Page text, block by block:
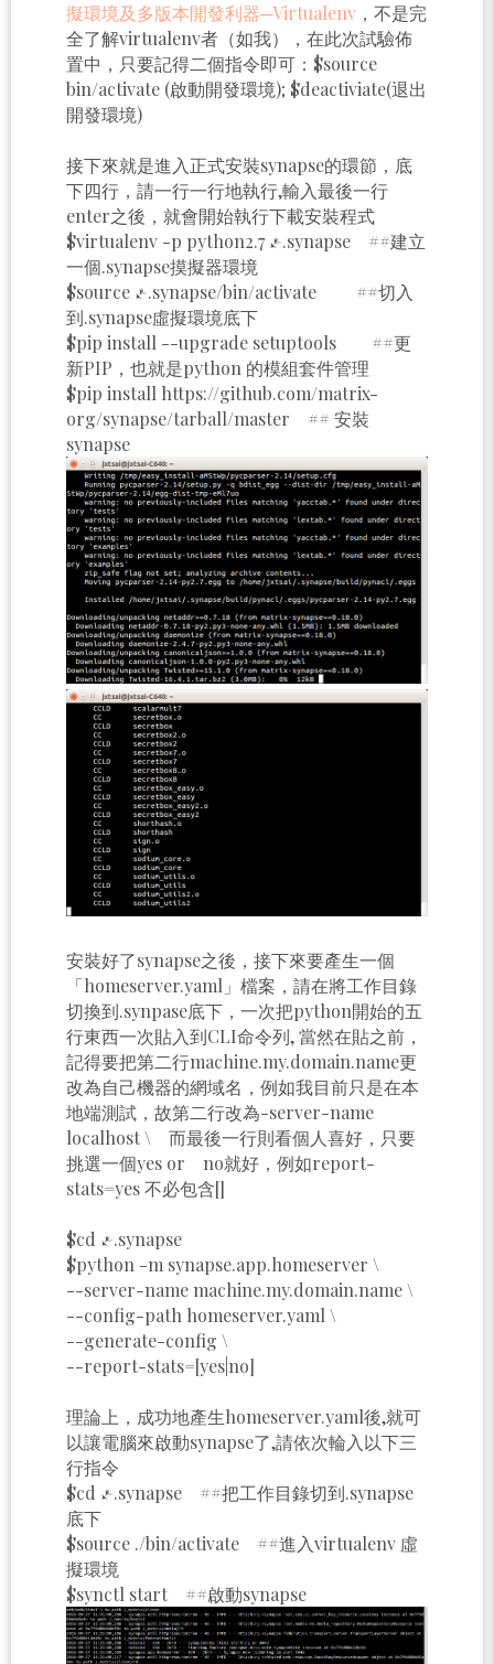
擬環境及多版本開發利器─Virtualenv ，不是完
全了解virtualenv者（如我），在此次試驗佈
置中，只要記得二個指令即可：$source
bin/activate (啟動開發環境); $deactiviate(退出
開發環境)
接下來就是進入正式安裝synapse的環節，底
下四行，請一行一行地執行,輸入最後一行
enter之後，就會開始執行下載安裝程式
$virtualenv -p python2.7 ~/.synapse ##建立
一個.synapse摸擬器環境
$source ~/.synapse/bin/activate ##切入
到.synapse虛擬環境底下
$pip install --upgrade setuptools ##更
新PIP，也就是python 的模組套件管理
$pip install https://github.com/matrix-
org/synapse/tarball/master ## 安裝
synapse
安裝好了synapse之後，接下來要產生一個
「homeserver.yaml」檔案，請在將工作目錄
切換到.synpase底下，一次把python開始的五
行東西一次貼入到CLI命令列, 當然在貼之前，
記得要把第二行machine.my.domain.name更
改為自己機器的網域名，例如我目前只是在本
地端測試，故第二行改為-server-name
localhost \ 而最後一行則看個人喜好，只要
挑選一個yes or no就好，例如report-
stats=yes 不必包含[]
$cd ~/.synapse
$python -m synapse.app.homeserver \
--server-name machine.my.domain.name \
--config-path homeserver.yaml \
--generate-config \
--report-stats=[yes|no]
理論上，成功地產生homeserver.yaml後,就可
以讓電腦來啟動synapse了,請依次輪入以下三
行指令
$cd ~/.synapse ##把工作目錄切到.synapse
底下
$source ./bin/activate ##進入virtualenv 虛
擬環境
$synctl start ##啟動synapse